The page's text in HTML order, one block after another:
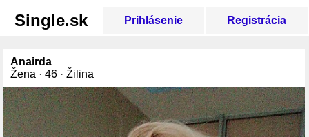
Single.sk Prihlásenie Registrácia
Anairda
Žena · 46 · Žilina